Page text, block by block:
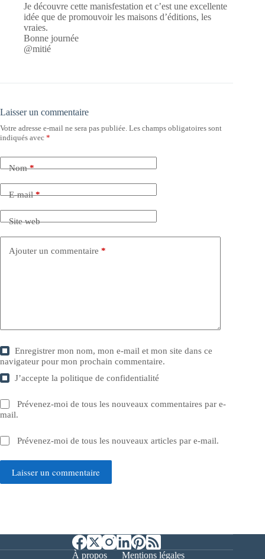
Je découvre cette manisfestation et c’est une excellente
idée que de promouvoir les maisons d’éditions, les
vraies.
Bonne journée
@mitié
Laisser un commentaire
Votre adresse e-mail ne sera pas publiée. Les champs obligatoires sont
indiqués avec *
Nom*
E-mail*
Site web
Ajouter un commentaire *
Enregistrer mon nom, mon e-mail et mon site dans ce
navigateur pour mon prochain commentaire.
J’accepte lapolitique de confidentialité
Prévenez-moi de tous les nouveaux commentaires par e-
mail.
Prévenez-moi de tous les nouveaux articles par e-mail.
Laisser un commentaire
À propos Mentions légales